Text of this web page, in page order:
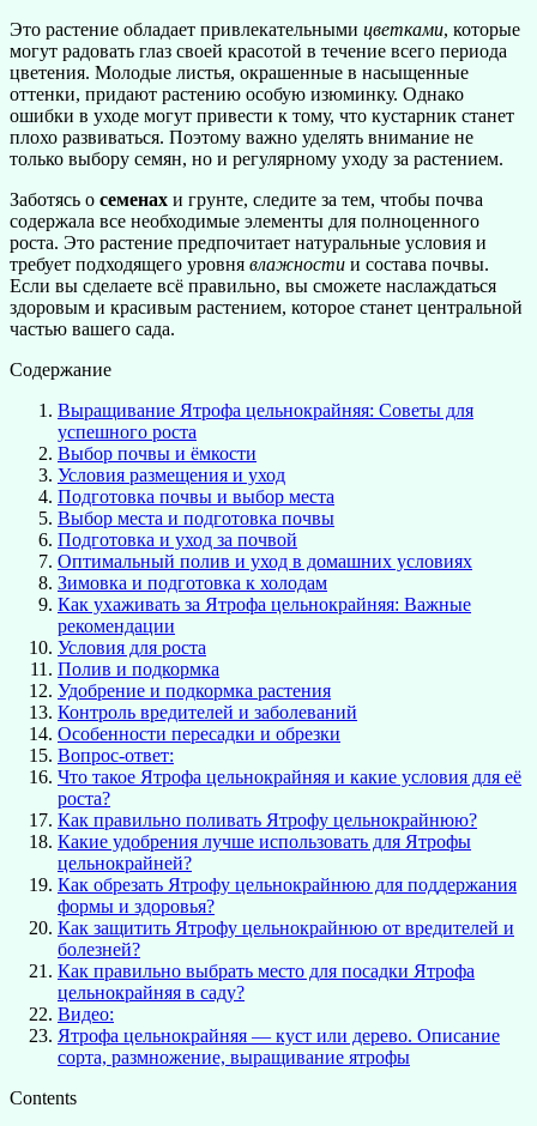
Это растение обладает привлекательными цветками, которые
могут радовать глаз своей красотой в течение всего периода
цветения. Молодые листья, окрашенные в насыщенные
оттенки, придают растению особую изюминку. Однако
ошибки в уходе могут привести к тому, что кустарник станет
плохо развиваться. Поэтому важно уделять внимание не
только выбору семян, но и регулярному уходу за растением.
Заботясь о семенах и грунте, следите за тем, чтобы почва
содержала все необходимые элементы для полноценного
роста. Это растение предпочитает натуральные условия и
требует подходящего уровня влажности и состава почвы.
Если вы сделаете всё правильно, вы сможете наслаждаться
здоровым и красивым растением, которое станет центральной
частью вашего сада.
Содержание
Выращивание Ятрофа цельнокрайняя: Советы для
успешного роста
Выбор почвы и ёмкости
Условия размещения и уход
Подготовка почвы и выбор места
Выбор места и подготовка почвы
Подготовка и уход за почвой
Оптимальный полив и уход в домашних условиях
Зимовка и подготовка к холодам
Как ухаживать за Ятрофа цельнокрайняя: Важные
рекомендации
Условия для роста
Полив и подкормка
Удобрение и подкормка растения
Контроль вредителей и заболеваний
Особенности пересадки и обрезки
Вопрос-ответ:
Что такое Ятрофа цельнокрайняя и какие условия для её
роста?
Как правильно поливать Ятрофу цельнокрайнюю?
Какие удобрения лучше использовать для Ятрофы
цельнокрайней?
Как обрезать Ятрофу цельнокрайнюю для поддержания
формы и здоровья?
Как защитить Ятрофу цельнокрайнюю от вредителей и
болезней?
Как правильно выбрать место для посадки Ятрофа
цельнокрайняя в саду?
Видео:
Ятрофа цельнокрайняя — куст или дерево. Описание
сорта, размножение, выращивание ятрофы
Contents